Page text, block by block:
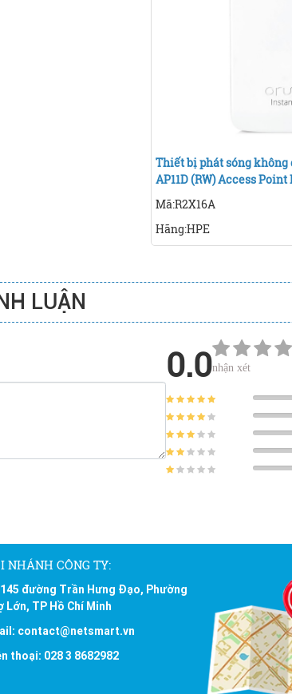
Thiết bị phát sóng không
AP11D (RW) Access Point
Mã:R2X16A
Hãng:HPE
LUẬN
0.0nhận xét
NHÁNH CÔNG TY:
đường Trần Hưng Đạo, Phường
Lớn, TP Hồ Chí Minh
contact@netsmart.vn
thoại: 028 3 8682982